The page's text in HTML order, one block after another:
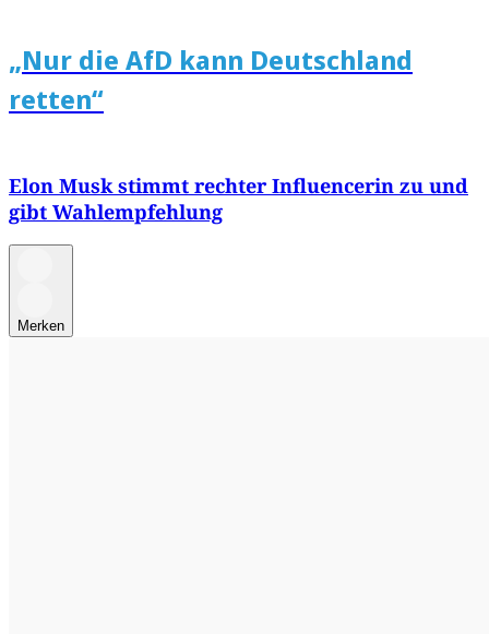
„Nur die AfD kann Deutschland
retten“
Elon Musk stimmt rechter Influencerin zu und
gibt Wahlempfehlung
Merken